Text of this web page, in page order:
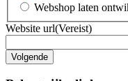
Webshop laten
Website url(Vereist)